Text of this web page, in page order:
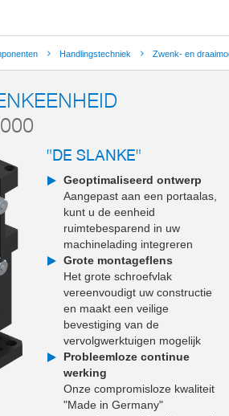
Handlingstechniek Zwenk- en
"DE SLANKE"
Geoptimaliseerd ontwerp
Aangepast aan een portaalas,
kunt u de eenheid
ruimtebesparend in uw
machinelading integreren
Grote montageflens
Het grote schroefvlak
vereenvoudigt uw constructie
en maakt een veilige
bevestiging van de
vervolgwerktuigen mogelijk
Probleemloze continue
werking
Onze compromisloze kwaliteit
"Made in Germany"